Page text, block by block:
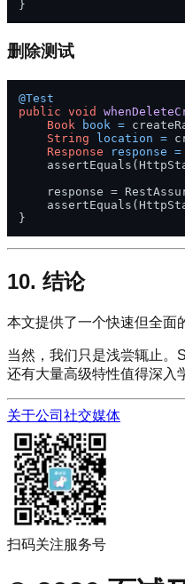
删除测试
@Test
public void
Book
book =
String
location =
Response
response =
response =
10. 结论
本文提供了一个快速但全面
当然，我们只是浅尝辄止。
还有大量高级特性值得深入
关于公司 社交媒体
扫码关注服务号